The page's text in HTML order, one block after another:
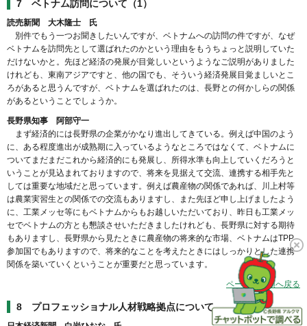
7 ベトナム訪問について（1）
読売新聞 大木隆士 氏
別件でもう一つお聞きしたいんですが、ベトナムへの訪問の件ですが、なぜ
ベトナムを訪問先として選ばれたのかという理由をもうちょっと説明していた
だけないかと。先ほど経済の発展が目覚しいというようなご説明がありました
けれども、東南アジアですと、他の国でも、そういう経済発展目覚ましいとこ
ろがあると思うんですが、ベトナムを選ばれたのは、長野との何かしらの関係
があるということでしょうか。
長野県知事 阿部守一
まず経済的には長野県の企業がかなり進出してきている。例えば中国のよう
に、ある程度進出が成熟期に入っているようなところではなくて、ベトナムに
ついてまだまだこれから経済的にも発展し、所得水準も向上していくだろうと
いうことが見込まれておりますので、将来を見据えて交流、連携する相手先と
しては重要な地域だと思っています。例えば農産物の関係であれば、川上村等
は農業実習生との関係での交流もありますし、また先ほど申し上げましたよう
に、工業メッセ等にもベトナムからもお越しいただいており、昨日も工業メッ
セでベトナムの方とも懇談させいただきましたけれども、長野県に対する期待
もありますし、長野県から見たときに農産物の将来的な市場、ベトナムはTPP
参加国でもありますので、将来的なことを考えたときにはしっかりとした連携
関係を築いていくということが重要だと思っています。
ページの先頭へ戻る
8 プロフェッショナル人材戦略拠点について